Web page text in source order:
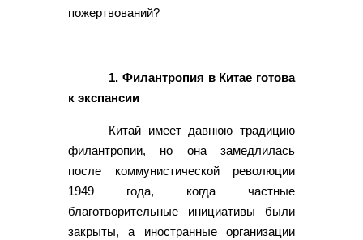
пожертвований?
1. Филантропия в Китае готова
к экспансии
Китай имеет давнюю традицию
филантропии, но она замедлилась
после коммунистической революции
1949 года, когда частные
благотворительные инициативы были
закрыты, а иностранные организации